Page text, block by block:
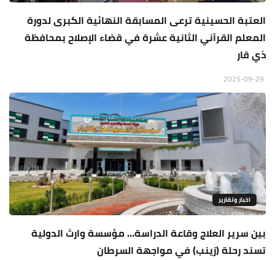
العتبة الحسينية ترعى المسابقة النهائية الكبرى لدورة
المعلم القرآني الثانية عشرة في قضاء الإصلاح بمحافظة
ذي قار
اخبار وتقارير
بين سرير العلاج وقاعة الدراسة… مؤسسة وارث الدولية
تسند رحلة (زينب) في مواجهة السرطان